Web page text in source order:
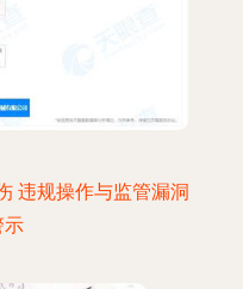
违规操作与监管漏洞
示